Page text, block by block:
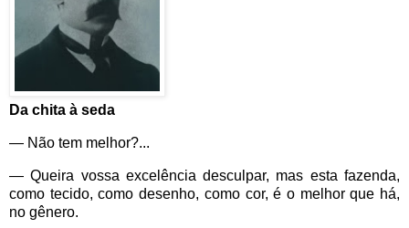
Da chita à seda
— Não tem melhor?...
— Queira vossa excelência desculpar, mas esta fazenda,
como tecido, como desenho, como cor, é o melhor que há,
no gênero.